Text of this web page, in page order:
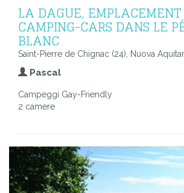
LA DAGUE,
CAMPING-CARS DANS LE
BLANC
Saint-Pierre de Chignac (24), Nuova
Pascal
Campeggi Gay-Friendly
2 camere